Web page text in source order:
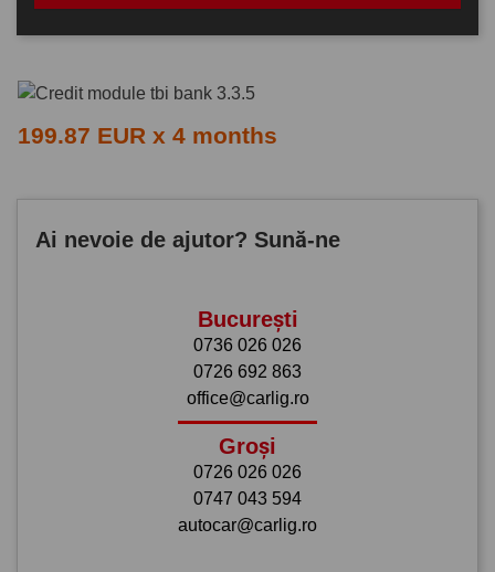
199.87 EUR x 4 months
Ai nevoie de ajutor? Sună-ne
București
0736 026 026
0726 692 863
office@carlig.ro
Groși
0726 026 026
0747 043 594
autocar@carlig.ro